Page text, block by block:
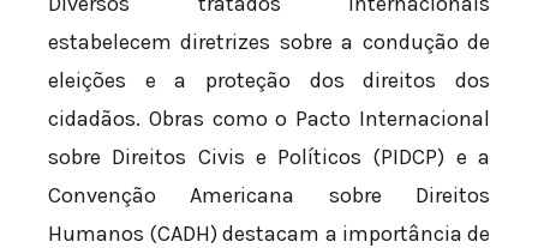
estabelecem diretrizes sobre a condução de
eleições e a proteção dos direitos dos
cidadãos. Obras como o Pacto Internacional
sobre Direitos Civis e Políticos (PIDCP) e a
Convenção Americana sobre Direitos
Humanos (CADH) destacam a importância de